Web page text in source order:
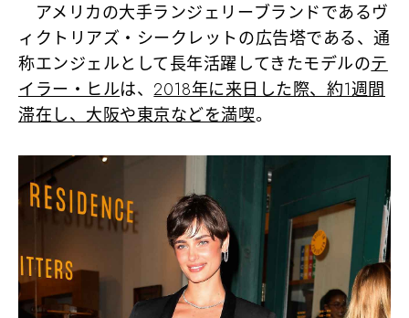
アメリカの大手ランジェリーブランドであるヴ
ィクトリアズ・シークレットの広告塔である、通
称エンジェルとして長年活躍してきたモデルのテ
イラー・ヒルは、2018年に来日した際、約1週間
滞在し、大阪や東京などを満喫。